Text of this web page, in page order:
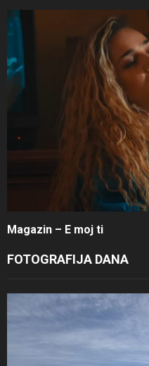
Magazin – E moj ti
FOTOGRAFIJA DANA